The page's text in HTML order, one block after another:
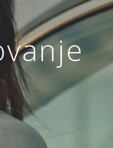
ZAVAROVANJE
ŽIVALI